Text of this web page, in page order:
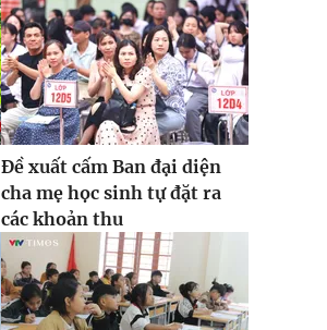
Đề xuất cấm Ban đại diện
cha mẹ học sinh tự đặt ra
các khoản thu